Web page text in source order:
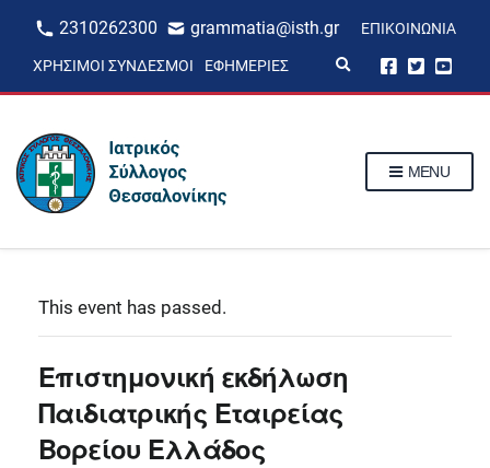
2310262300 grammatia@isth.gr ΕΠΙΚΟΙΝΩΝΊΑ
ΧΡΉΣΙΜΟΙ ΣΎΝΔΕΣΜΟΙ ΕΦΗΜΕΡΊΕΣ
p
MENU
This event has passed.
Επιστημονική εκδήλωση
Παιδιατρικής Εταιρείας
Βορείου Ελλάδος